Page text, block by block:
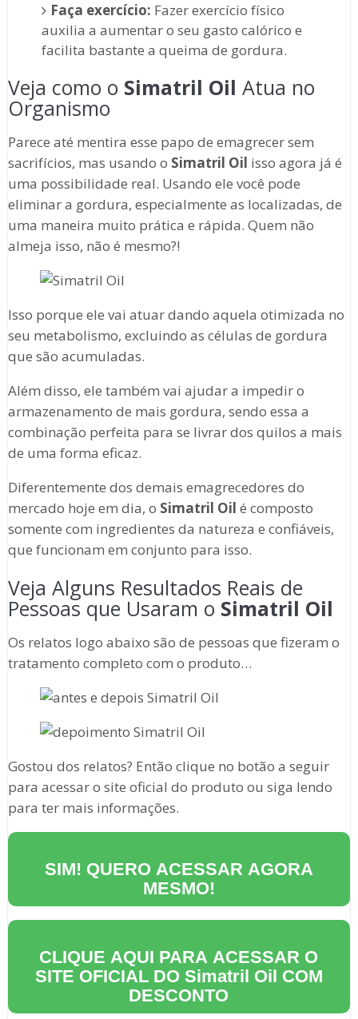
Faça exercício: Fazer exercício físico
auxilia a aumentar o seu gasto calórico e
facilita bastante a queima de gordura.
Veja como o Simatril Oil Atua no
Organismo
Parece até mentira esse papo de emagrecer sem
sacrifícios, mas usando o Simatril Oil isso agora já é
uma possibilidade real. Usando ele você pode
eliminar a gordura, especialmente as localizadas, de
uma maneira muito prática e rápida. Quem não
almeja isso, não é mesmo?!
Isso porque ele vai atuar dando aquela otimizada no
seu metabolismo, excluindo as células de gordura
que são acumuladas.
Além disso, ele também vai ajudar a impedir o
armazenamento de mais gordura, sendo essa a
combinação perfeita para se livrar dos quilos a mais
de uma forma eficaz.
Diferentemente dos demais emagrecedores do
mercado hoje em dia, o Simatril Oil é composto
somente com ingredientes da natureza e confiáveis,
que funcionam em conjunto para isso.
Veja Alguns Resultados Reais de
Pessoas que Usaram o Simatril Oil
Os relatos logo abaixo são de pessoas que fizeram o
tratamento completo com o produto…
Gostou dos relatos? Então clique no botão a seguir
para acessar o site oficial do produto ou siga lendo
para ter mais informações.
SIM! QUERO ACESSAR AGORA
MESMO!
CLIQUE AQUI PARA ACESSAR O
SITE OFICIAL DO Simatril Oil COM
DESCONTO